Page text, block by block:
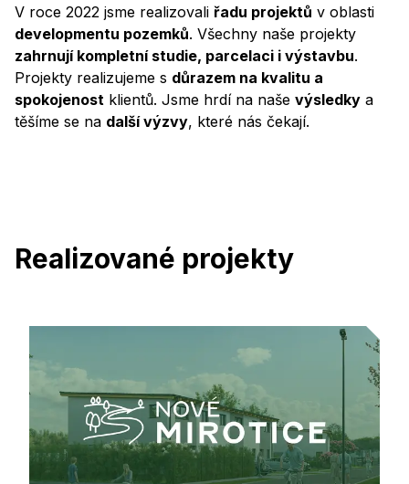
Projekty
FAQ
Kontakt
V roce 2022 jsme realizovali řadu projektů v oblasti
developmentu pozemků. Všechny naše projekty
zahrnují kompletní studie, parcelaci i výstavbu.
Projekty realizujeme s důrazem na kvalitu a
spokojenost klientů. Jsme hrdí na naše výsledky a
těšíme se na další výzvy, které nás čekají.
Realizované projekty